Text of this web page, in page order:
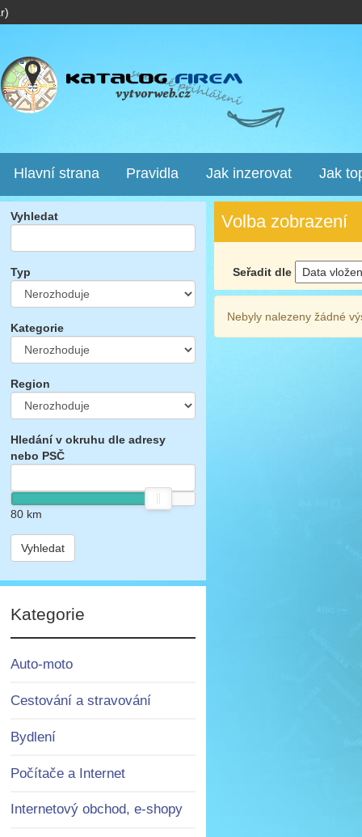
Hlavní strana Pravidla Jak inzerovat Jak
Vyhledat
Typ
Kategorie
Region
Hledání v okruhu dle adresy
nebo PSČ
80km
Vyhledat
Kategorie
Auto-moto
Cestování a stravování
Bydlení
Počítače a Internet
Internetový obchod, e-shopy
Volba zobrazení
Seřadit dle
Nebyly nalezeny žádné